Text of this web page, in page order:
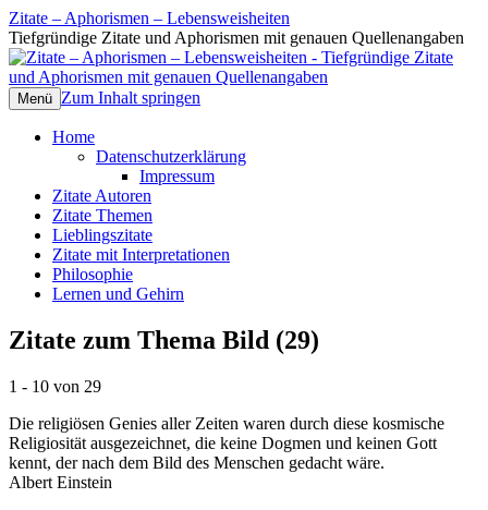
Zitate – Aphorismen – Lebensweisheiten
Tiefgründige Zitate und Aphorismen mit genauen Quellenangaben
Menü Zum Inhalt springen
Home
Datenschutzerklärung
Impressum
Zitate Autoren
Zitate Themen
Lieblingszitate
Zitate mit Interpretationen
Philosophie
Lernen und Gehirn
Zitate zum Thema Bild (29)
1 - 10 von 29
Die religiösen Genies aller Zeiten waren durch diese kosmische
Religiosität ausgezeichnet, die keine Dogmen und keinen Gott
kennt, der nach dem Bild des Menschen gedacht wäre.
Albert Einstein